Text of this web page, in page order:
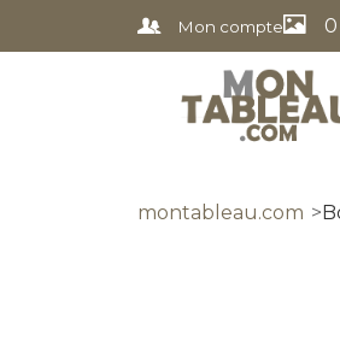
Mon compte 0
montableau.com